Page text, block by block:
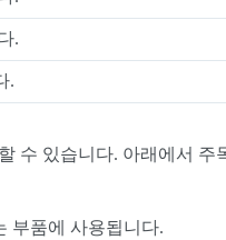
.
.
수 있습니다. 아래에서 주
부품에 사용됩니다.